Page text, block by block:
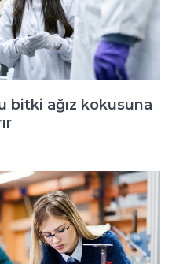
bitki ağız kokusuna